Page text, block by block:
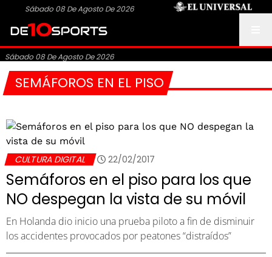
Sábado 08 De Agosto De 2026
Sábado 08 De Agosto De 2026
SEMÁFOROS EN EL PISO
CULTURA DIGITAL 22/02/2017
Semáforos en el piso para los que
NO despegan la vista de su móvil
En Holanda dio inicio una prueba piloto a fin de disminuir
los accidentes provocados por peatones “distraídos”